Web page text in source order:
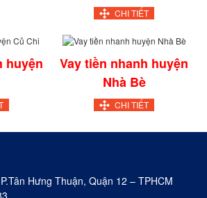
CHI TIẾT
huyện
Vay tiền nhanh huyện
Nhà Bè
CHI TIẾT
Hưng Thuận, Quận 12 – TPHCM